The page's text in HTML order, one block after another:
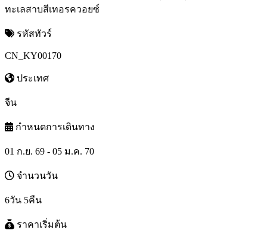
ทะเลสาบสีเทอรควอยซ์
รหัสทัวร์
CN_KY00170
ประเทศ
จีน
กำหนดการเดินทาง
01 ก.ย. 69 - 05 ม.ค. 70
จำนวนวัน
6วัน 5คืน
ราคาเริ่มต้น